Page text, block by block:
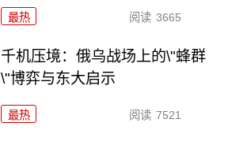
最热 阅读 3665
千机压境：俄乌战场上的\"蜂群
\"博弈与东大启示
最热 阅读 7521